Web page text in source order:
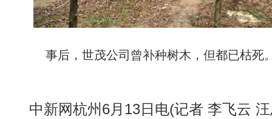
事后，世茂公司曾补种树木，但都已枯
中新网杭州6月13日电(记者 李飞云 汪